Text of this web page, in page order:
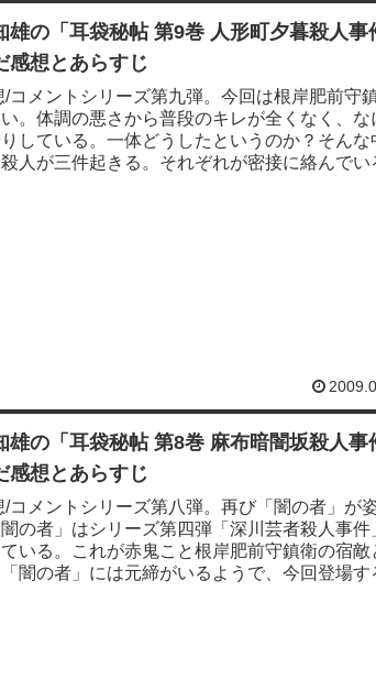
雄の「耳袋秘帖 第9巻 人形町夕暮殺人事
感想とあらすじ
/コメントシリーズ第九弾。今回は根岸肥前守
。体調の悪さから普段のキレが全くなく、な
している。一体どうしたというのか？そんな
人が三件起きる。それぞれが密接に絡んでい
雄の「耳袋秘帖 第8巻 麻布暗闇坂殺人事
感想とあらすじ
/コメントシリーズ第八弾。再び「闇の者」が
の者」はシリーズ第四弾「深川芸者殺人事件
いる。これが赤鬼こと根岸肥前守鎮衛の宿敵
闇の者」には元締がいるようで、今回登場す